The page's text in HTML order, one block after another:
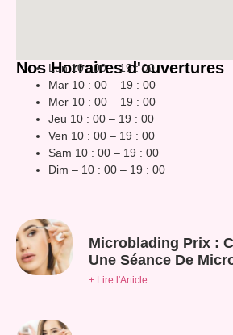
Nos Horraires d'ouvertures
Lun 10 : 00 – 19 : 00
Mar 10 : 00 – 19 : 00
Mer 10 : 00 – 19 : 00
Jeu 10 : 00 – 19 : 00
Ven 10 : 00 – 19 : 00
Sam 10 : 00 – 19 : 00
Dim – 10 : 00 – 19 : 00
Microblading Prix :
Une Séance De
+ Lire l'Article